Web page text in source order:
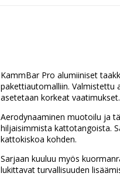
KammBar Pro alumiiniset
pakettiautomalliin. Valmistettu
asetetaan korkeat vaatimukset.
Aerodynaaminen muotoilu ja
hiljaisimmista kattotangoista.
kattokiskoa kohden.
Sarjaan kuuluu myös
lukittavat turvallisuuden